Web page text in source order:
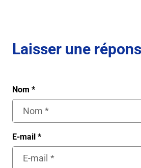
Laisser une
Nom *
E-mail *